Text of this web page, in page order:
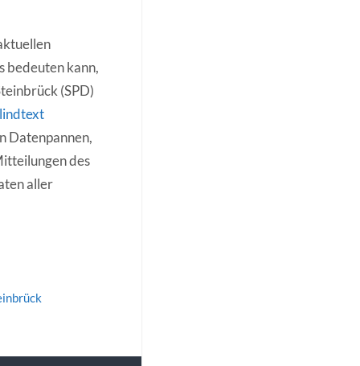
bedeuten kann,
(SPD)
Datenpannen,
des
aller